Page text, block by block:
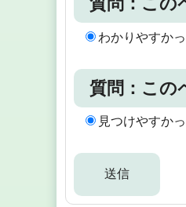
わかりやすか
質問：この
見つけやすか